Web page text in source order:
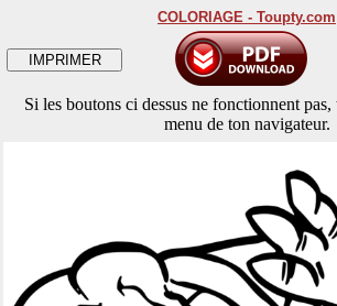
COLORIAGE - Toupty.com
Si les boutons ci dessus ne fonctionnent
menu de ton navigateur.